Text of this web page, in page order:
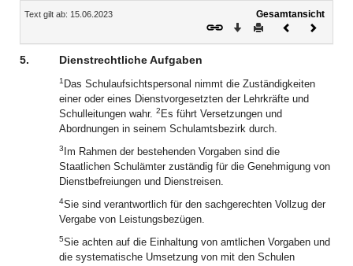
Inhalt
Text gilt ab: 15.06.2023
Gesamtansicht
Download
DruckenVorheriges
5. Dienstrechtliche Aufgaben
1 Das Schulaufsichtspersonal nimmt die Zuständigkeiten
einer oder eines Dienstvorgesetzten der Lehrkräfte und
Schulleitungen wahr. 2 Es führt Versetzungen und
Abordnungen in seinem Schulamtsbezirk durch.
3 Im Rahmen der bestehenden Vorgaben sind die
Staatlichen Schulämter zuständig für die Genehmigung von
Dienstbefreiungen und Dienstreisen.
4Sie sind verantwortlich für den sachgerechten Vollzug der
Vergabe von Leistungsbezügen.
5Sie achten auf die Einhaltung von amtlichen Vorgaben und
die systematische Umsetzung von mit den Schulen